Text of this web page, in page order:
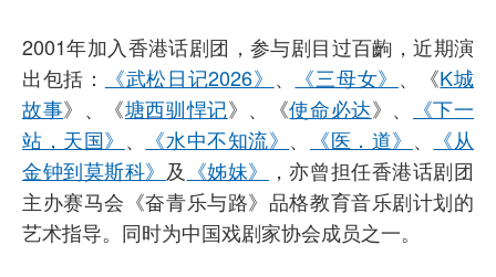
2001年加入香港话剧团，参与剧目过百齣，近期演
出包括：
《武松日记2026》 、 《三母女》 、《K城
故事》、《塘西驯悍记》、《使命必达》、
《下一
站，天国》 、 《水中不知流》 、 《医．道》 、
《从
金钟到莫斯科》 及 《姊妹》
，亦曾担任香港话剧团
主办赛马会《奋青乐与路》品格教育音乐剧计划的
艺术指导。同时为中国戏剧家协会成员之一。